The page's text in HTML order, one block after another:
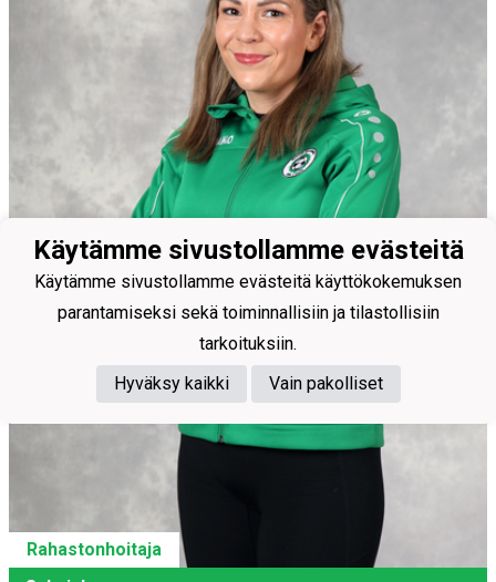
Rahastonhoitaja
Käytämme sivustollamme evästeitä
Käytämme sivustollamme evästeitä käyttökokemuksen
parantamiseksi sekä toiminnallisiin ja tilastollisiin
tarkoituksiin.
Hyväksy kaikki
Vain pakolliset